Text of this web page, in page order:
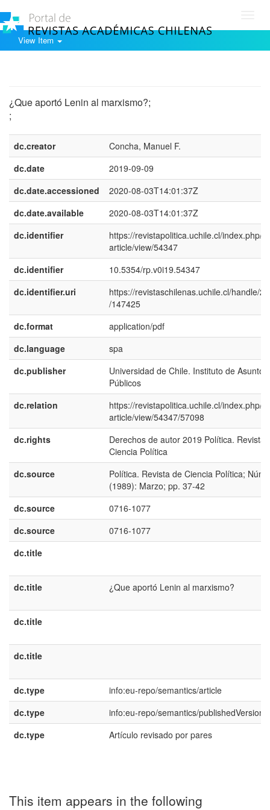
View Item
¿Que aportó Lenin al marxismo?;
;
dc.creator
Concha, Manuel F.
dc.date
2019-09-09
dc.date.accessioned
2020-08-03T14:01:37Z
dc.date.available
2020-08-03T14:01:37Z
dc.identifier
https://revistapolitica.uchile.cl/index.php/
article/view/54347
dc.identifier
10.5354/rp.v0i19.54347
dc.identifier.uri
https://revistaschilenas.uchile.cl/handle/
/147425
dc.format
application/pdf
dc.language
spa
dc.publisher
Universidad de Chile. Instituto de Asuntos
Públicos
dc.relation
https://revistapolitica.uchile.cl/index.php/
article/view/54347/57098
dc.rights
Derechos de autor 2019 Política. Revista
Ciencia Política
dc.source
Política. Revista de Ciencia Política;
(1989): Marzo; pp. 37-42
dc.source
0716-1077
dc.source
0716-1077
dc.title
dc.title ¿Que aportó Lenin al marxismo?
dc.title
dc.title
dc.type
info:eu-repo/semantics/article
dc.type
info:eu-repo/semantics/publishedVersion
dc.type
Artículo revisado por pares
This item appears in the following